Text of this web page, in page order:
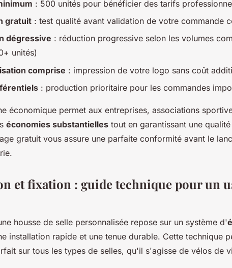
: 500 unités pour bénéficier des tarifs
gratuit : test qualité avant validation de votre commande
dégressive : réduction progressive selon les volumes
unités)
comprise : impression de votre logo sans coût
: production prioritaire pour les commandes
économique permet aux entreprises, associations
économies substantielles tout en garantissant une
gratuit vous assure une parfaite conformité avant le
et fixation : guide technique pour un
housse de selle personnalisée repose sur un système d'
installation rapide et une tenue durable. Cette technique
sur tous les types de selles, qu'il s'agisse de vélos de